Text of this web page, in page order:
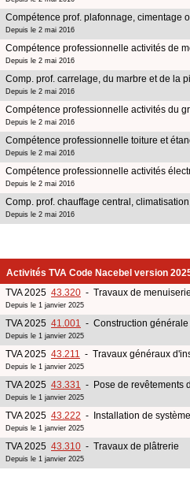
Compétence prof. plafonnage, cimentage
Depuis le 2 mai 2016
Compétence professionnelle activités de
Depuis le 2 mai 2016
Comp. prof. carrelage, du marbre et de la
Depuis le 2 mai 2016
Compétence professionnelle activités du
Depuis le 2 mai 2016
Compétence professionnelle toiture et
Depuis le 2 mai 2016
Compétence professionnelle activités
Depuis le 2 mai 2016
Comp. prof. chauffage central,
Depuis le 2 mai 2016
Activités TVA Code Nacebel version
TVA 2025 43.320 - Travaux de menuiserie
Depuis le 1 janvier 2025
TVA 2025 41.001 - Construction
Depuis le 1 janvier 2025
TVA 2025 43.211 - Travaux généraux
Depuis le 1 janvier 2025
TVA 2025 43.331 - Pose de revêtements
Depuis le 1 janvier 2025
TVA 2025 43.222 - Installation de
Depuis le 1 janvier 2025
TVA 2025 43.310 - Travaux de plâtrerie
Depuis le 1 janvier 2025